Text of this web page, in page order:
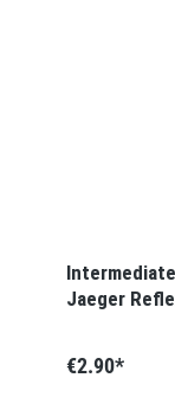
Jaeger
€2.90*